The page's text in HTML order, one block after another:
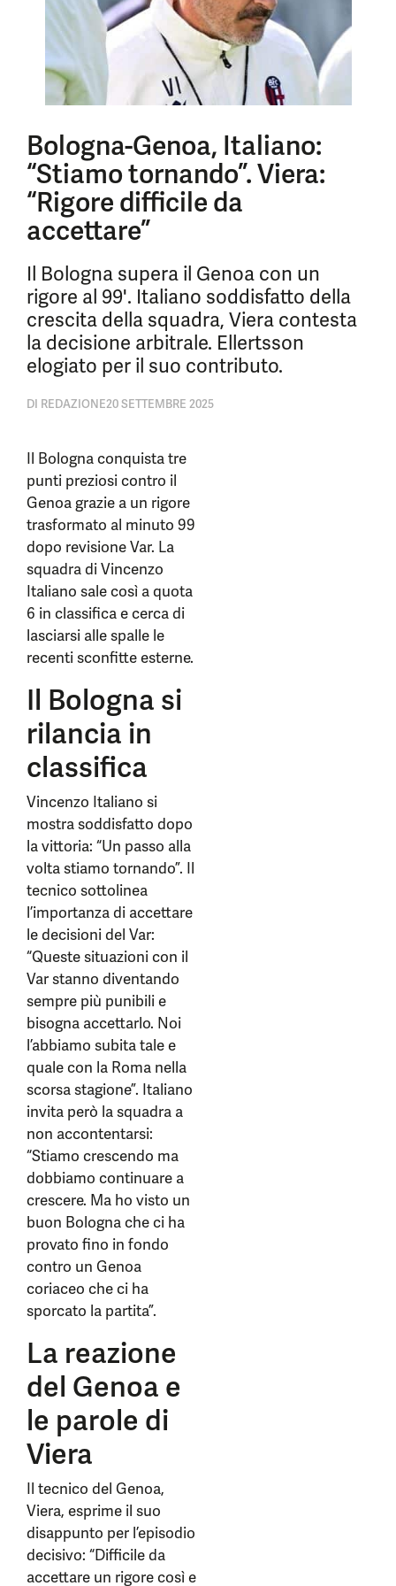
Bologna-Genoa, Italiano:
“Stiamo tornando”. Viera:
“Rigore difficile da
accettare”
Il Bologna supera il Genoa con un
rigore al 99'. Italiano soddisfatto della
crescita della squadra, Viera contesta
la decisione arbitrale. Ellertsson
elogiato per il suo contributo.
DI REDAZIONE20 SETTEMBRE 2025
Il Bologna conquista tre
punti preziosi contro il
Genoa grazie a un rigore
trasformato al minuto 99
dopo revisione Var. La
squadra di Vincenzo
Italiano sale così a quota
6 in classifica e cerca di
lasciarsi alle spalle le
recenti sconfitte esterne.
Il Bologna si
rilancia in
classifica
Vincenzo Italiano si
mostra soddisfatto dopo
la vittoria: “Un passo alla
volta stiamo tornando”. Il
tecnico sottolinea
l’importanza di accettare
le decisioni del Var:
“Queste situazioni con il
Var stanno diventando
sempre più punibili e
bisogna accettarlo. Noi
l’abbiamo subita tale e
quale con la Roma nella
scorsa stagione”. Italiano
invita però la squadra a
non accontentarsi:
“Stiamo crescendo ma
dobbiamo continuare a
crescere. Ma ho visto un
buon Bologna che ci ha
provato fino in fondo
contro un Genoa
coriaceo che ci ha
sporcato la partita”.
La reazione
del Genoa e
le parole di
Viera
Il tecnico del Genoa,
Viera, esprime il suo
disappunto per l’episodio
decisivo: “Difficile da
accettare un rigore così e